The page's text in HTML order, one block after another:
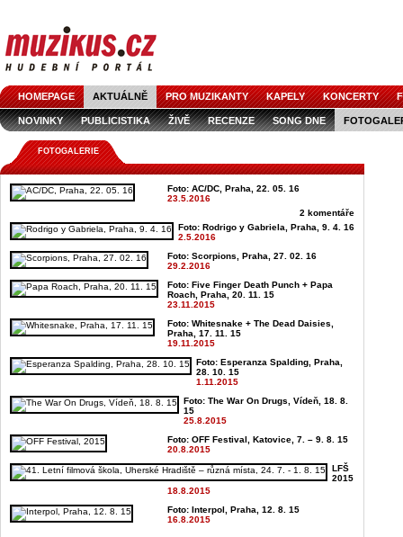
HOMEPAGE AKTUÁLNĚ PRO MUZIKANTY KAPELY KONCERTY
NOVINKY PUBLICISTIKA ŽIVĚ RECENZE SONG DNE
FOTOGALERIE
Foto: AC/DC, Praha, 22. 05. 16
23.5.2016
2 komentáře
Foto: Rodrigo y Gabriela, Praha, 9. 4. 16
2.5.2016
Foto: Scorpions, Praha, 27. 02. 16
29.2.2016
Foto: Five Finger Death Punch + Papa
Roach, Praha, 20. 11. 15
23.11.2015
Foto: Whitesnake + The Dead Daisies,
Praha, 17. 11. 15
19.11.2015
Foto: Esperanza Spalding, Praha,
28. 10. 15
1.11.2015
Foto: The War On Drugs, Vídeň, 18. 8.
15
25.8.2015
Foto: OFF Festival, Katovice, 7. – 9. 8. 15
20.8.2015
LFŠ
2015
18.8.2015
Foto: Interpol, Praha, 12. 8. 15
16.8.2015